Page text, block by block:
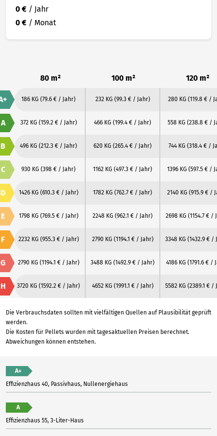
0 € / Jahr
0 € / Monat
80 m² 100 m² 120 m²
186 KG (79.6 € / Jahr) 232 KG (99.3 € / Jahr) 280 KG (119.8 € /
A 372 KG (159.2 € / Jahr) 466 KG (199.4 € / Jahr) 558 KG (238.8 € /
B 496 KG (212.3 € / Jahr) 620 KG (265.4 € / Jahr) 744 KG (318.4 € /
C 930 KG (398 € / Jahr) 1162 KG (497.3 € / Jahr) 1396 KG (597.5 € /
D 1426 KG (610.3 € / Jahr) 1782 KG (762.7 € / Jahr) 2140 KG (915.9 € /
E 1798 KG (769.5 € / Jahr) 2248 KG (962.1 € / Jahr) 2698 KG (1154.7 € /
F 2232 KG (955.3 € / Jahr) 2790 KG (1194.1 € / Jahr) 3348 KG (1432.9 € /
G 2790 KG (1194.1 € / Jahr) 3488 KG (1492.9 € / Jahr) 4186 KG (1791.6 € /
H 3720 KG (1592.2 € / Jahr) 4652 KG (1991.1 € / Jahr) 5582 KG (2389.1 € /
Die Verbrauchsdaten sollten mit vielfältigen Quellen auf Plausibilität geprüft
werden.
Die Kosten für Pellets wurden mit tagesaktuellen Preisen berechnet.
Abweichungen können entstehen.
A+
Effizienzhaus 40, Passivhaus, Nullenergiehaus
A
Effizienzhaus 55, 3-Liter-Haus